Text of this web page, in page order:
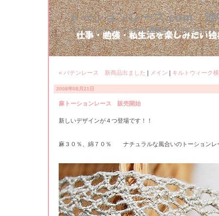
トーションレース.com 池
【トーションレース.com 通販サイトはこちら】
« バテンレース 新商品出ました メイン キルトウィーク
2008年08月21日
麻トーションレース 販売開始
新しいデザインが４つ登場です！！
麻３０％、綿７０％ ナチュラルな風合いのトーションレ